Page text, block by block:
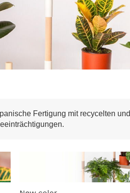
Fertigung mit recycelten und